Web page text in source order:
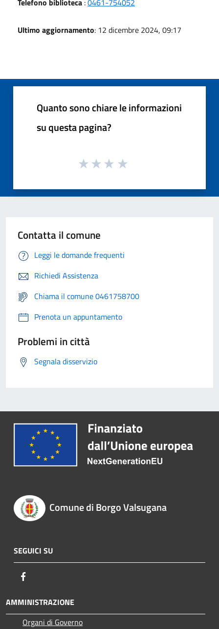
Ultimo aggiornamento: 12 dicembre 2024, 09:17
Quanto sono chiare le informazioni
su questa pagina?
Contatta il comune
Leggi le domande frequenti
Richiedi Assistenza
Chiama il comune 0461758700
Prenota un appuntamento
Problemi in città
Segnala disservizio
Comune di Borgo Valsugana
SEGUICI SU
AMMINISTRAZIONE
Organi di Governo